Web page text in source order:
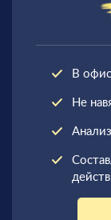
В
Не